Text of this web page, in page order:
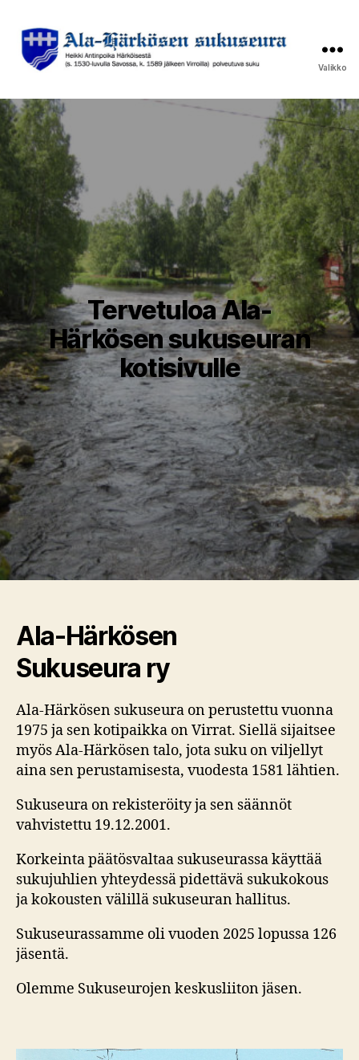
Härkösen
sukuseura
Valikko
Tervetuloa Ala-
Härkösen sukuseuran
kotisivulle
Ala-Härkösen
Sukuseura ry
Ala-Härkösen sukuseura on perustettu vuonna
1975 ja sen kotipaikka on Virrat. Siellä sijaitsee
myös Ala-Härkösen talo, jota suku on viljellyt
aina sen perustamisesta, vuodesta 1581 lähtien.
Sukuseura on rekisteröity ja sen säännöt
vahvistettu 19.12.2001.
Korkeinta päätösvaltaa sukuseurassa käyttää
sukujuhlien yhteydessä pidettävä sukukokous
ja kokousten välillä sukuseuran hallitus.
Sukuseurassamme oli vuoden 2025 lopussa 126
jäsentä.
Olemme Sukuseurojen keskusliiton jäsen.